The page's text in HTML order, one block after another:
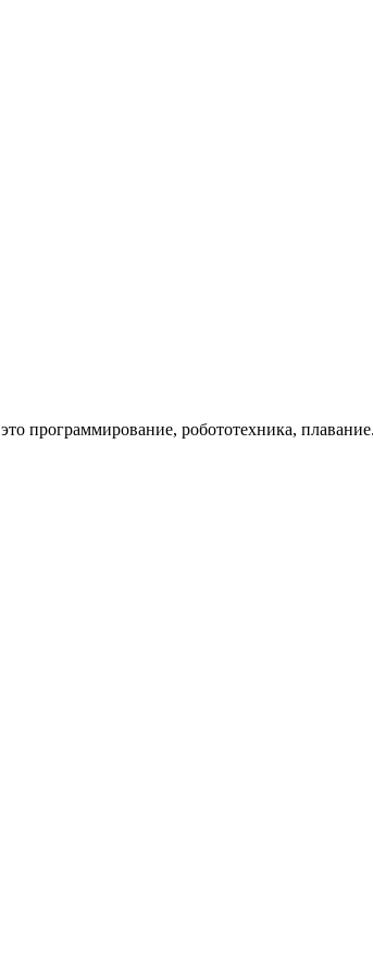
программирование, робототехника, плавание.